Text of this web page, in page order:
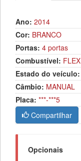
Ano: 2014
Cor: BRANCO
Portas: 4 portas
Combustível: FLEX
Estado do veículo:
Câmbio: MANUAL
Placa: ***-***5
Compartilhar
Opcionais